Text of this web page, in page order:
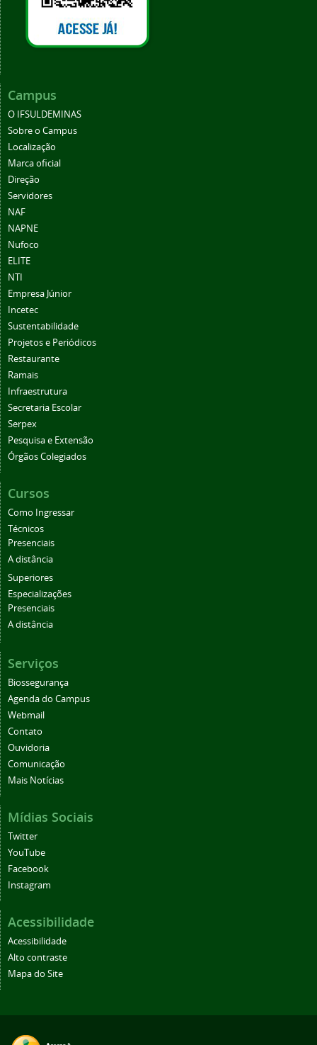
Campus
O IFSULDEMINAS
Sobre o Campus
Localização
Marca oficial
Direção
Servidores
NAF
NAPNE
Nufoco
ELITE
NTI
Empresa Júnior
Incetec
Sustentabilidade
Projetos e Periódicos
Restaurante
Ramais
Infraestrutura
Secretaria Escolar
Serpex
Pesquisa e Extensão
Órgãos Colegiados
Cursos
Como Ingressar
Técnicos
Presenciais
A distância
Superiores
Especializações
Presenciais
A distância
Serviços
Biossegurança
Agenda do Campus
Webmail
Contato
Ouvidoria
Comunicação
Mais Notícias
Mídias Sociais
Twitter
YouTube
Facebook
Instagram
Acessibilidade
Acessibilidade
Alto contraste
Mapa do Site